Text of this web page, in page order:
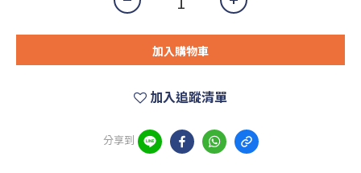
加入購物車
加入追蹤清單
分享到